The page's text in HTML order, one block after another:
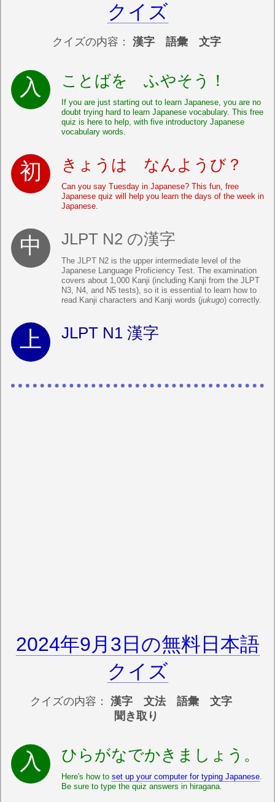
クイズ
クイズの内容： 漢字 語彙 文字
ことばを ふやそう！
If you are just starting out to learn Japanese, you are no
doubt trying hard to learn Japanese vocabulary. This free
quiz is here to help, with five introductory Japanese
vocabulary words.
きょうは なんようび？
Can you say Tuesday in Japanese? This fun, free
Japanese quiz will help you learn the days of the week in
Japanese.
JLPT N2 の漢字
The JLPT N2 is the upper intermediate level of the
Japanese Language Proficiency Test. The examination
covers about 1,000 Kanji (including Kanji from the JLPT
N3, N4, and N5 tests), so it is essential to learn how to
read Kanji characters and Kanji words (jukugo) correctly.
JLPT N1 漢字
2024年9月3日の無料日本語
クイズ
クイズの内容： 漢字 文法 語彙 文字
聞き取り
ひらがなでかきましょう。
Here's how to set up your computer for typing Japanese.
Be sure to type the quiz answers in hiragana.